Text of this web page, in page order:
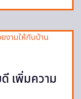
เพิ่มความ